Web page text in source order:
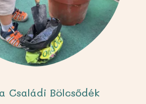
Családi Bölcsődék